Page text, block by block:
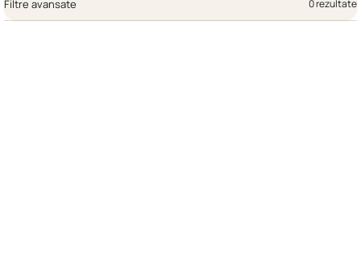
Filtre avansate 0 rezultate